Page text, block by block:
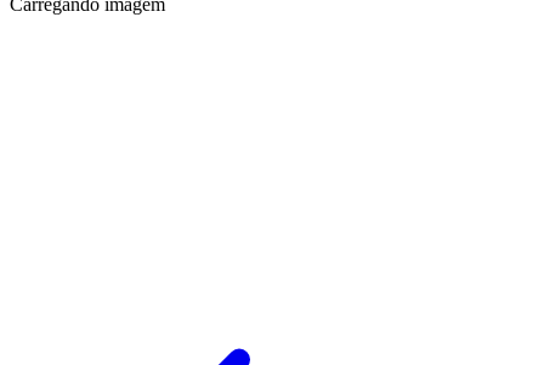
Carregando imagem